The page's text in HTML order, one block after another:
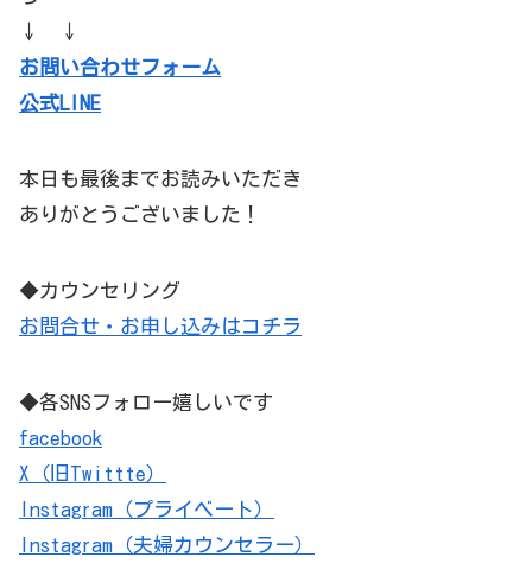
↓ ↓
お問い合わせフォーム
公式LINE
本日も最後までお読みいただき
ありがとうございました！
◆カウンセリング
お問合せ・お申し込みはコチラ
◆各SNSフォロー嬉しいです
facebook
X（旧Twittte）
Instagram（プライベート）
Instagram（夫婦カウンセラー）